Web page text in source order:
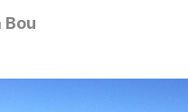
Bou